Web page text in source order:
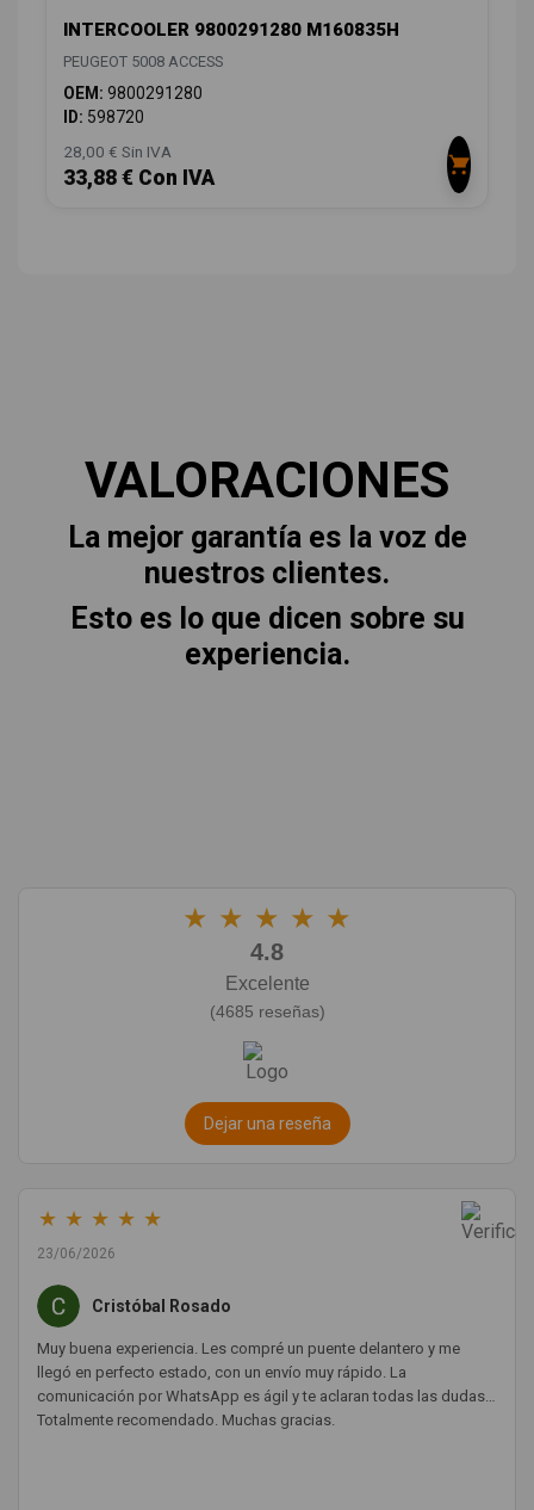
INTERCOOLER 9800291280 M160835H
PEUGEOT 5008 ACCESS
OEM: 9800291280
ID: 598720
28,00 € Sin IVA
33,88 € Con IVA
VALORACIONES
La mejor garantía es la voz de
nuestros clientes.
Esto es lo que dicen sobre su
experiencia.
★ ★ ★ ★ ★
4.8
Excelente
(4685 reseñas)
Dejar una reseña
★ ★ ★ ★ ★
23/06/2026
Cristóbal Rosado
Muy buena experiencia. Les compré un puente delantero y me
llegó en perfecto estado, con un envío muy rápido. La
comunicación por WhatsApp es ágil y te aclaran todas las dudas.
Totalmente recomendado. Muchas gracias.